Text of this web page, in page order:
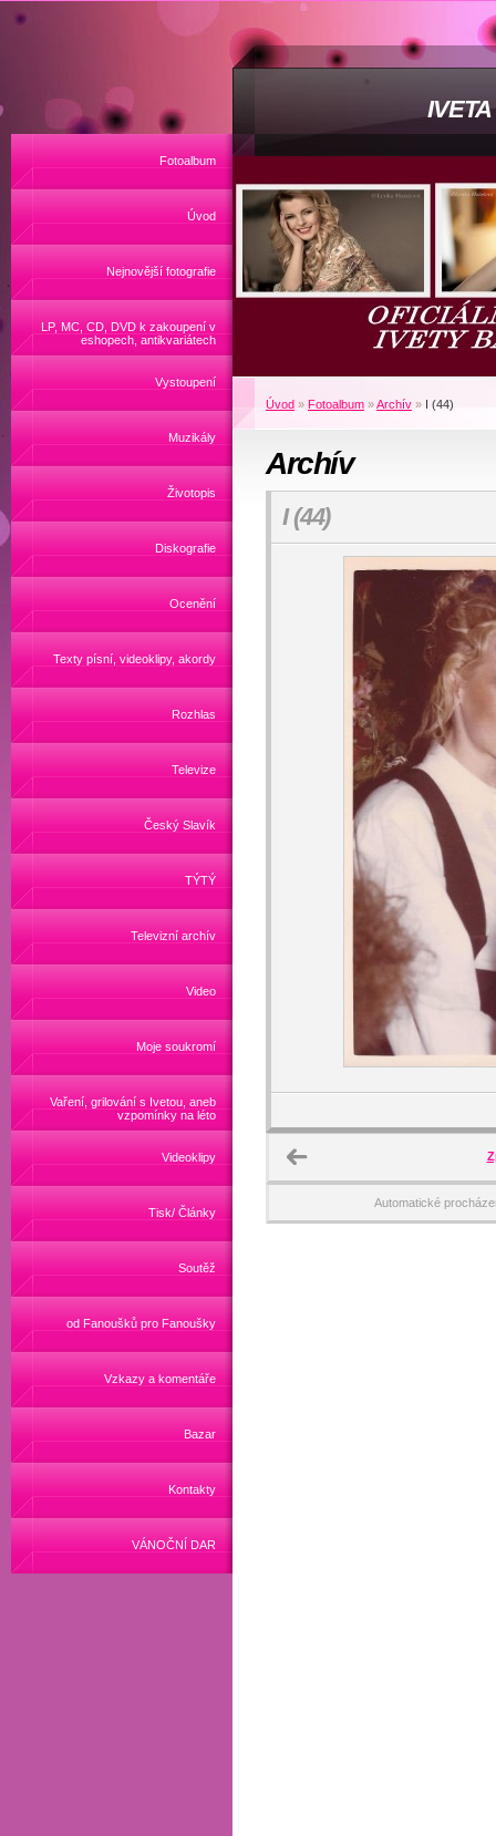
Fotoalbum
Úvod
Nejnovější fotografie
LP, MC, CD, DVD k zakoupení v
eshopech, antikvariátech
Vystoupení
Muzikály
Životopis
Diskografie
Ocenění
Texty písní, videoklipy, akordy
Rozhlas
Televize
Český Slavík
TÝTÝ
Televizní archív
Video
Moje soukromí
Vaření, grilování s Ivetou, aneb
vzpomínky na léto
Videoklipy
Tisk/ Články
Soutěž
od Fanoušků pro Fanoušky
Vzkazy a komentáře
Bazar
Kontakty
VÁNOČNÍ DAR
Úvod » Fotoalbum »Archív » I (44)
Archív
I (44)
Automatické